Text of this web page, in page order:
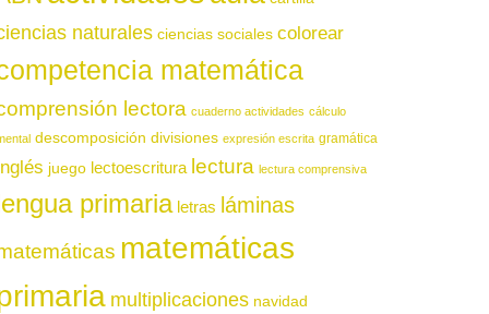
naturales ciencias sociales colorear
matemática
lectora cuaderno actividades cálculo
descomposición divisiones expresión escrita gramática
juego lectoescritura lectura lectura comprensiva
primaria letras láminas
matemáticas
multiplicaciones navidad